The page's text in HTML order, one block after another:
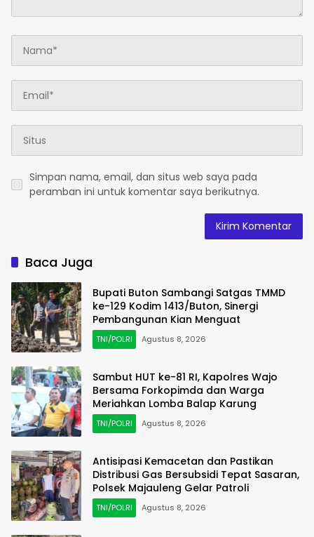
Simpan nama, email, dan situs web saya pada
peramban ini untuk komentar saya berikutnya.
Baca Juga
Bupati Buton Sambangi Satgas TMMD
ke-129 Kodim 1413/Buton, Sinergi
Pembangunan Kian Menguat
TNI/POLRI Agustus 8, 2026
Sambut HUT ke-81 RI, Kapolres Wajo
Bersama Forkopimda dan Warga
Meriahkan Lomba Balap Karung
TNI/POLRI Agustus 8, 2026
Antisipasi Kemacetan dan Pastikan
Distribusi Gas Bersubsidi Tepat Sasaran,
Polsek Majauleng Gelar Patroli
TNI/POLRI Agustus 8, 2026